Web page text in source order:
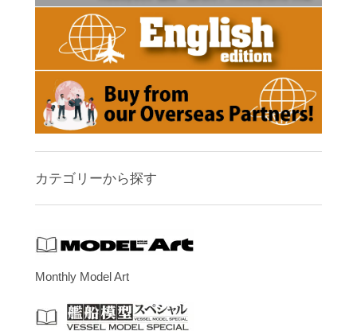
カテゴリーから探す
Monthly Model Art